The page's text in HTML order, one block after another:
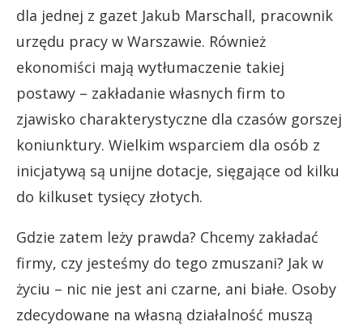
dla jednej z gazet Jakub Marschall, pracownik
urzędu pracy w Warszawie. Również
ekonomiści mają wytłumaczenie takiej
postawy – zakładanie własnych firm to
zjawisko charakterystyczne dla czasów gorszej
koniunktury. Wielkim wsparciem dla osób z
inicjatywą są unijne dotacje, sięgające od kilku
do kilkuset tysięcy złotych.
Gdzie zatem leży prawda? Chcemy zakładać
firmy, czy jesteśmy do tego zmuszani? Jak w
życiu – nic nie jest ani czarne, ani białe. Osoby
zdecydowane na własną działalność muszą